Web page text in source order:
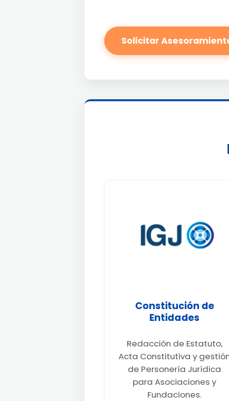
Solicitar
Constitución de
Entidades
Redacción de Estatuto,
Acta Constitutiva y
de Personería Jurídica
para Asociaciones y
Fundaciones.